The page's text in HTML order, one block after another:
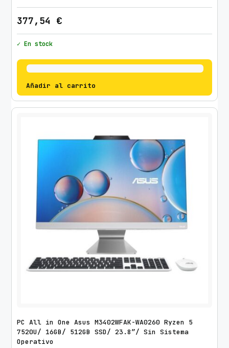
377,54 €
✓ En stock
Añadir al carrito
PC All in One Asus M3402WFAK-WA0260 Ryzen 5
7520U/ 16GB/ 512GB SSD/ 23.8″/ Sin Sistema
Operativo